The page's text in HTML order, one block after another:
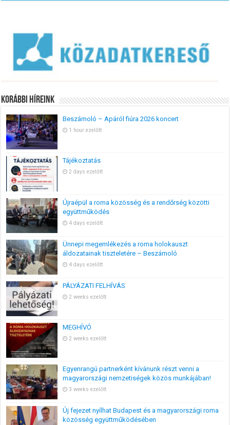
Korábbi Híreink
Beszámoló – Apáról fiúra 2026 koncert
1 hour ezelőtt
Tájékoztatás
2 days ezelőtt
Újraépül a roma közösség és a rendőrség közötti
együttműködés
4 days ezelőtt
Ünnepi megemlékezés a roma holokauszt
áldozatainak tiszteletére – Beszámoló
4 days ezelőtt
PÁLYÁZATI FELHÍVÁS
2 weeks ezelőtt
MEGHÍVÓ
2 weeks ezelőtt
Egyenrangú partnerként kívánunk részt venni a
magyarországi nemzetiségek közös munkájában!
3 weeks ezelőtt
Új fejezet nyílhat Budapest és a magyarországi roma
közösség együttműködésében